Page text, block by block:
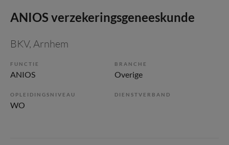
ANIOS verzekeringsgeneeskunde
BKV, Arnhem
FUNCTIE
ANIOS
BRANCHE
Overige
OPLEIDINGSNIVEAU
WO
DIENSTVERBAND